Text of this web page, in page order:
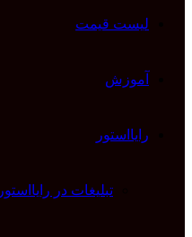
لیست قیمت
آموزش
رایااستور
تبلیغات در رایااستور